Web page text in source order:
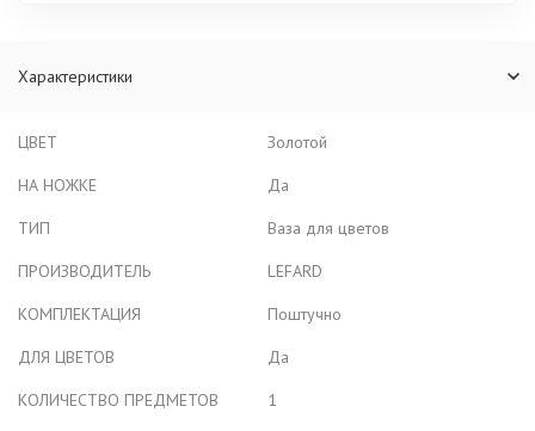
Характеристики
ЦВЕТ
Золотой
НА НОЖКЕ
Да
ТИП
Ваза для цветов
ПРОИЗВОДИТЕЛЬ
LEFARD
КОМПЛЕКТАЦИЯ
Поштучно
ДЛЯ ЦВЕТОВ
Да
КОЛИЧЕСТВО ПРЕДМЕТОВ
1